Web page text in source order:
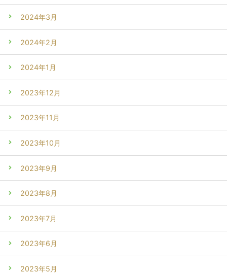
2024年3月
2024年2月
2024年1月
2023年12月
2023年11月
2023年10月
2023年9月
2023年8月
2023年7月
2023年6月
2023年5月